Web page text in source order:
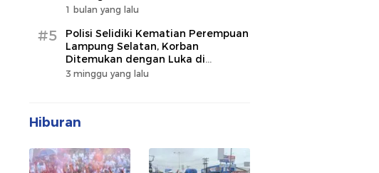
Lingkungan
1 bulan yang lalu
#5
Polisi Selidiki Kematian Perempuan
Lampung Selatan, Korban
Ditemukan dengan Luka di
Belakang Kepala
3 minggu yang lalu
Hiburan